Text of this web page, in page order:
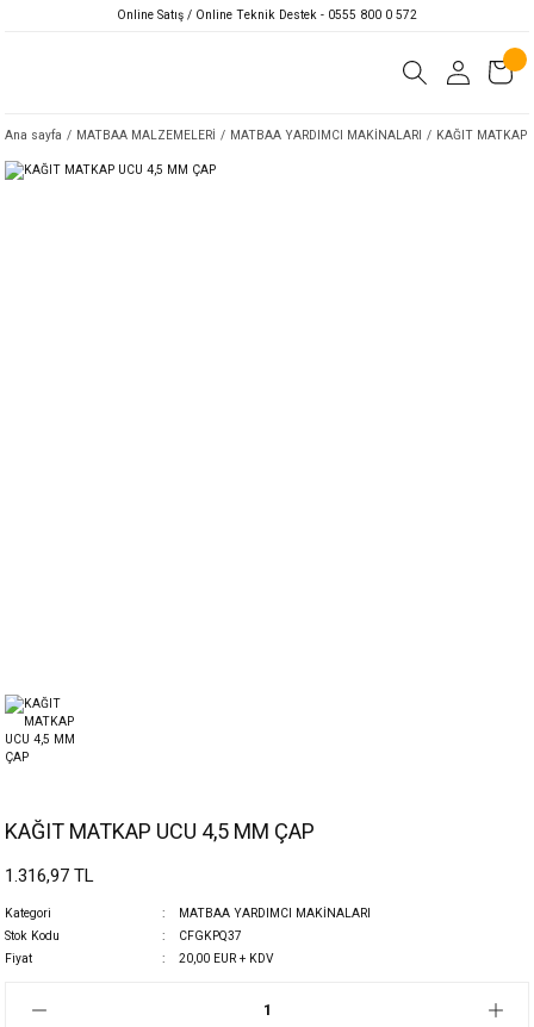
Online Satış / Online Teknik Destek - 0555 800 0 572
Ana sayfa MATBAA MALZEMELERİ MATBAA YARDIMCI MAKİNALARI KAĞIT MATKAP
KAĞIT MATKAP UCU 4,5 MM ÇAP
1.316,97 TL
Kategori
MATBAA YARDIMCI MAKİNALARI
Stok Kodu
CFGKPQ37
Fiyat
20,00 EUR + KDV